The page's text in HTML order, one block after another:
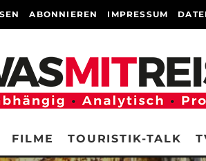
ABONNIEREN IMPRESSUM
FILME TOURISTIK-TALK